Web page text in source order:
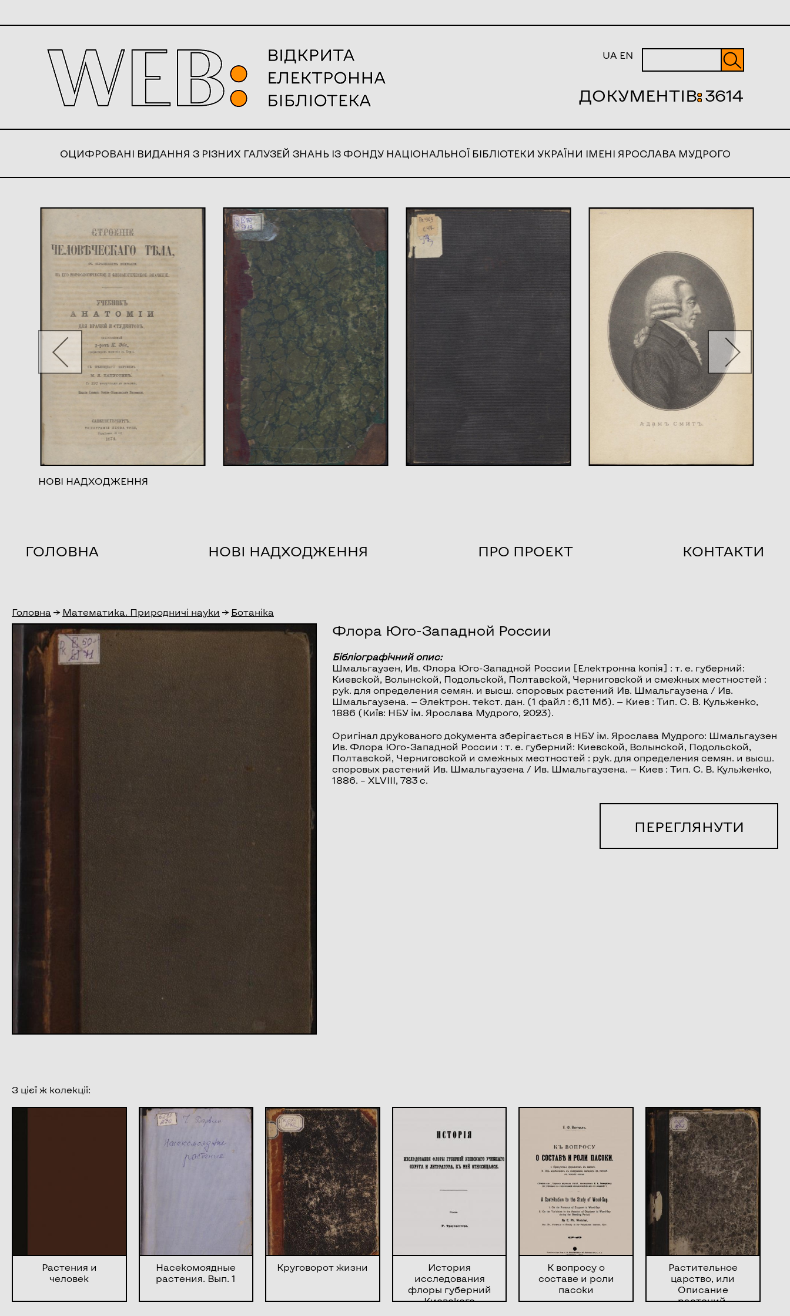
UA EN
ДОКУМЕНТІВ:3614
ОЦИФРОВАНІ ВИДАННЯ З РІЗНИХ ГАЛУЗЕЙ ЗНАНЬ ІЗ ФОНДУ НАЦІОНАЛЬНОЇ БІБЛІОТЕКИ УКРАЇНИ ІМЕНІ ЯРОСЛАВА МУДРОГО
НОВІ НАДХОДЖЕННЯ
ГОЛОВНА НОВІ НАДХОДЖЕННЯ ПРО ПРОЕКТ КОНТАКТИ
Головна → Математика. Природничі науки → Ботаніка
Флора Юго-Западной России
Бібліографічний опис:
Шмальгаузен, Ив. Флора Юго-Западной России [Електронна копія] : т. е. губерний:
Киевской, Волынской, Подольской, Полтавской, Черниговской и смежных местностей :
рук. для определения семян. и высш. споровых растений Ив. Шмальгаузена / Ив.
Шмальгаузена. — Электрон. текст. дан. (1 файл : 6,11 Мб). — Киев : Тип. С. В. Кульженко,
1886 (Київ: НБУ ім. Ярослава Мудрого, 2023).
Оригінал друкованого документа зберігається в НБУ ім. Ярослава Мудрого: Шмальгаузен
Ив. Флора Юго-Западной России : т. е. губерний: Киевской, Волынской, Подольской,
Полтавской, Черниговской и смежных местностей : рук. для определения семян. и высш.
споровых растений Ив. Шмальгаузена / Ив. Шмальгаузена. — Киев : Тип. С. В. Кульженко,
1886. – XLVIII, 783 с.
ПЕРЕГЛЯНУТИ
З цієї ж колекції:
Растения и
человек
Насекомоядные
растения. Вып. 1
Круговорот жизни
История
исследования
флоры губерний
Киевского
К вопросу о
составе и роли
пасоки
Растительное
царство, или
Описание
растений,